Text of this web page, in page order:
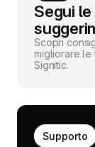
Segui
Scopri
migliorare le
Signitic.
Supporto